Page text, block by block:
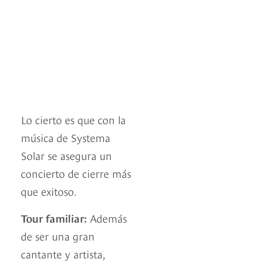
Lo cierto es que con la
música de Systema
Solar se asegura un
concierto de cierre más
que exitoso.
Tour familiar: Además
de ser una gran
cantante y artista,